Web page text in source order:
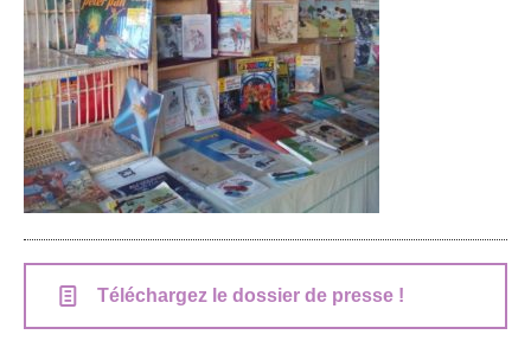
Téléchargez le dossier de presse !